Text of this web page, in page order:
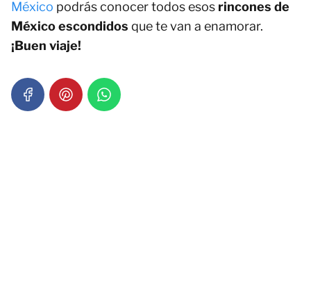
México podrás conocer todos esos rincones de
México escondidos que te van a enamorar.
¡Buen viaje!